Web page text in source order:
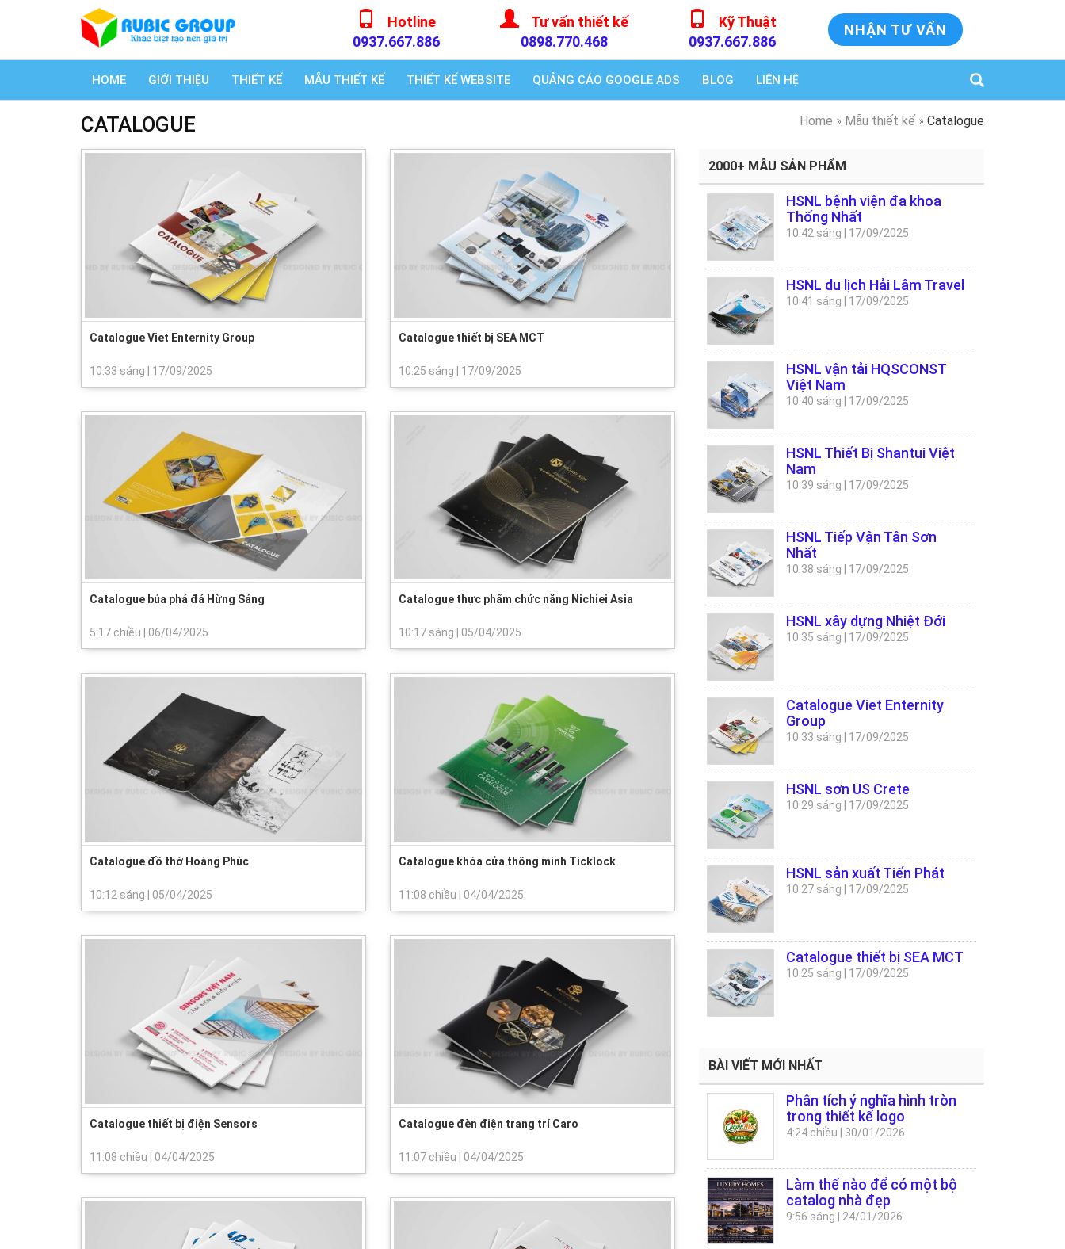
Hotline
0937.667.886
Tư vấn thiết kế
0898.770.468
Kỹ Thuật
0937.667.886
NHẬN TƯ VẤN
HOME GIỚI THIỆU THIẾT KẾ MẪU THIẾT KẾ THIẾT KẾ WEBSITE QUẢNG CÁO GOOGLE ADS BLOG LIÊN HỆ
CATALOGUE Home » Mẫu thiết kế » Catalogue
Catalogue Viet Enternity Group
10:33 sáng 17/09/2025
Catalogue thiết bị SEA MCT
10:25 sáng 17/09/2025
Catalogue búa phá đá Hừng Sáng
5:17 chiều 06/04/2025
Catalogue thực phẩm chức năng Nichiei Asia
10:17 sáng 05/04/2025
Catalogue đồ thờ Hoàng Phúc
10:12 sáng 05/04/2025
Catalogue khóa cửa thông minh Ticklock
11:08 chiều 04/04/2025
Catalogue thiết bị điện Sensors
11:08 chiều 04/04/2025
Catalogue đèn điện trang trí Caro
11:07 chiều 04/04/2025
2000+ MẪU SẢN PHẨM
HSNL bệnh viện đa khoa
Thống Nhất
10:42 sáng 17/09/2025
HSNL du lịch Hải Lâm Travel
10:41 sáng 17/09/2025
HSNL vận tải HQSCONST
Việt Nam
10:40 sáng 17/09/2025
HSNL Thiết Bị Shantui Việt
Nam
10:39 sáng 17/09/2025
HSNL Tiếp Vận Tân Sơn
Nhất
10:38 sáng 17/09/2025
HSNL xây dựng Nhiệt Đới
10:35 sáng 17/09/2025
Catalogue Viet Enternity
Group
10:33 sáng 17/09/2025
HSNL sơn US Crete
10:29 sáng 17/09/2025
HSNL sản xuất Tiến Phát
10:27 sáng 17/09/2025
Catalogue thiết bị SEA MCT
10:25 sáng 17/09/2025
BÀI VIẾT MỚI NHẤT
Phân tích ý nghĩa hình tròn
trong thiết kế logo
4:24 chiều 30/01/2026
Làm thế nào để có một bộ
catalog nhà đẹp
9:56 sáng 24/01/2026